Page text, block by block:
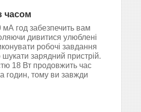
часом
год забезпечить вам
дивитися улюблені
робочі завдання
шукати зарядний пристрій.
18 Вт продовжить час
годин, тому ви завжди